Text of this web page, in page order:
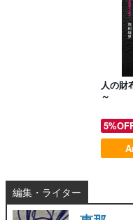
人の財
～
編集・ライター